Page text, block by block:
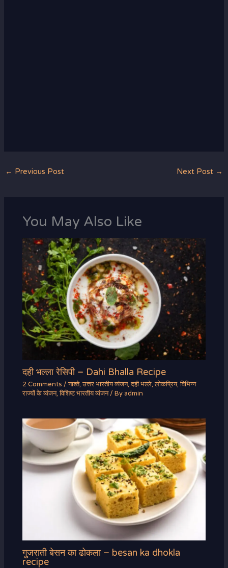
← Previous Post Next Post →
You May Also Like
दही भल्ला रेसिपी – Dahi Bhalla Recipe
2 Comments /नाश्ते,उत्तर भारतीय व्यंजन,दही भल्ले,लोकप्रिय,विभिन्न
राज्यों के व्यंजन,विशिष्ट भारतीय व्यंजन/ By admin
गुजराती बेसन का ढोकला – besan ka dhokla
recipe